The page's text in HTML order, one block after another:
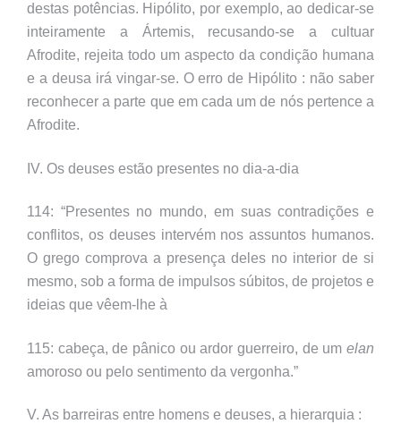
destas potências. Hipólito, por exemplo, ao dedicar-se
inteiramente a Ártemis, recusando-se a cultuar
Afrodite, rejeita todo um aspecto da condição humana
e a deusa irá vingar-se. O erro de Hipólito : não saber
reconhecer a parte que em cada um de nós pertence a
Afrodite.
IV. Os deuses estão presentes no dia-a-dia
114: “Presentes no mundo, em suas contradições e
conflitos, os deuses intervém nos assuntos humanos.
O grego comprova a presença deles no interior de si
mesmo, sob a forma de impulsos súbitos, de projetos e
ideias que vêem-lhe à
115: cabeça, de pânico ou ardor guerreiro, de um elan
amoroso ou pelo sentimento da vergonha.”
V. As barreiras entre homens e deuses, a hierarquia :